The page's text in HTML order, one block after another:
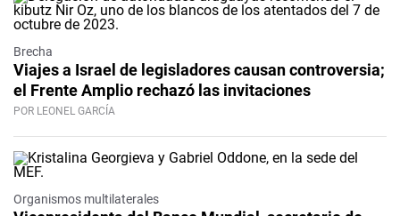
Brecha
Viajes a Israel de legisladores causan controversia;
el Frente Amplio rechazó las invitaciones
POR LEONEL GARCÍA
Organismos multilaterales